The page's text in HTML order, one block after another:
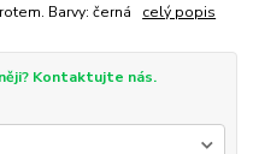
Barvy: černá celý popis
Kontaktujte nás.